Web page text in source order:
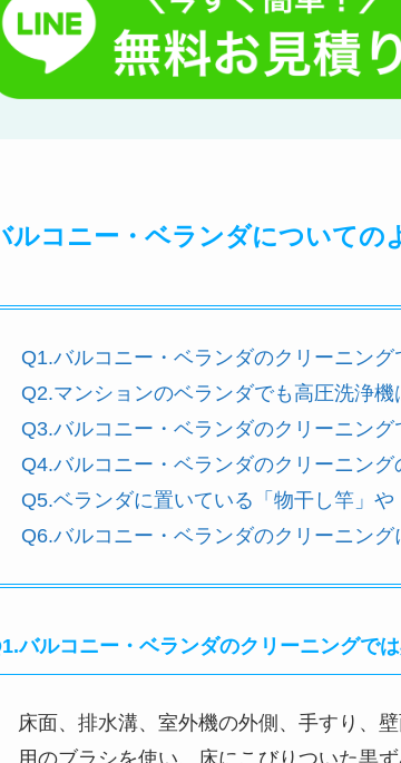
ベランダや塀の汚れが気にな
バルコニー・ベランダについての
Q1.バルコニー・ベランダのクリーニン
Q3.バルコニー・ベランダのクリーニン
Q4.バルコニー・ベランダのクリーニン